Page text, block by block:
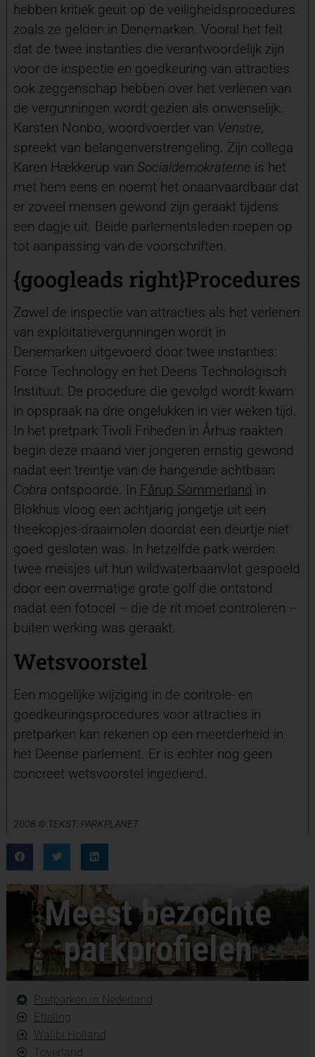
hebben kritiek geuit op de veiligheidsprocedures
zoals ze gelden in Denemarken. Vooral het feit
dat de twee instanties die verantwoordelijk zijn
voor de inspectie en goedkeuring van attracties
ook zeggenschap hebben over het verlenen van
de vergunningen wordt gezien als onwenselijk.
Karsten Nonbo, woordvoerder van Venstre,
spreekt van belangenverstrengeling. Zijn collega
Karen Hækkerup van Socialdemokraterne is het
met hem eens en noemt het onaanvaardbaar dat
er zoveel mensen gewond zijn geraakt tijdens
een dagje uit. Beide parlementsleden roepen op
tot aanpassing van de voorschriften.
{googleads right}Procedures
Zowel de inspectie van attracties als het verlenen
van exploitatievergunningen wordt in
Denemarken uitgevoerd door twee instanties:
Force Technology en het Deens Technologisch
Instituut. De procedure die gevolgd wordt kwam
in opspraak na drie ongelukken in vier weken tijd.
In het pretpark Tivoli Friheden in Århus raakten
begin deze maand vier jongeren ernstig gewond
nadat een treintje van de hangende achtbaan
Cobra ontspoorde. In Fårup Sommerland in
Blokhus vloog een achtjarig jongetje uit een
theekopjes-draaimolen doordat een deurtje niet
goed gesloten was. In hetzelfde park werden
twee meisjes uit hun wildwaterbaanvlot gespoeld
door een overmatige grote golf die ontstond
nadat een fotocel – die de rit moet controleren –
buiten werking was geraakt.
Wetsvoorstel
Een mogelijke wijziging in de controle- en
goedkeuringsprocedures voor attracties in
pretparken kan rekenen op een meerderheid in
het Deense parlement. Er is echter nog geen
concreet wetsvoorstel ingediend.
2008 © TEKST: PARKPLANET
Meest bezochte
parkprofielen
Pretparken in Nederland
Efteling
Walibi Holland
Toverland